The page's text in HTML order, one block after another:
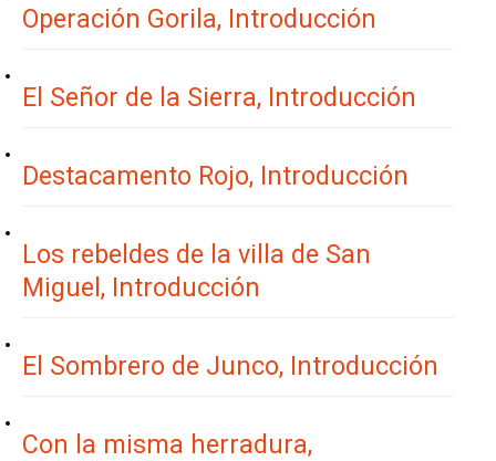
Operación Gorila, Introducción
El Señor de la Sierra, Introducción
Destacamento Rojo, Introducción
Los rebeldes de la villa de San
Miguel, Introducción
El Sombrero de Junco, Introducción
Con la misma herradura,